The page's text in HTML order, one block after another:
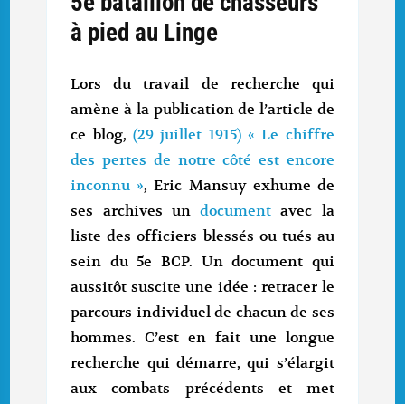
à pied au Linge
Lors du travail de recherche qui
amène à la publication de l’article de
ce blog, (29 juillet 1915) « Le chiffre
des pertes de notre côté est encore
inconnu », Eric Mansuy exhume de
ses archives undocumentavec la
liste des officiers blessés ou tués au
sein du 5e BCP. Un document qui
aussitôt suscite une idée : retracer le
parcours individuel de chacun de ses
hommes. C’est en fait une longue
recherche qui démarre, qui s’élargit
aux combats précédents et met